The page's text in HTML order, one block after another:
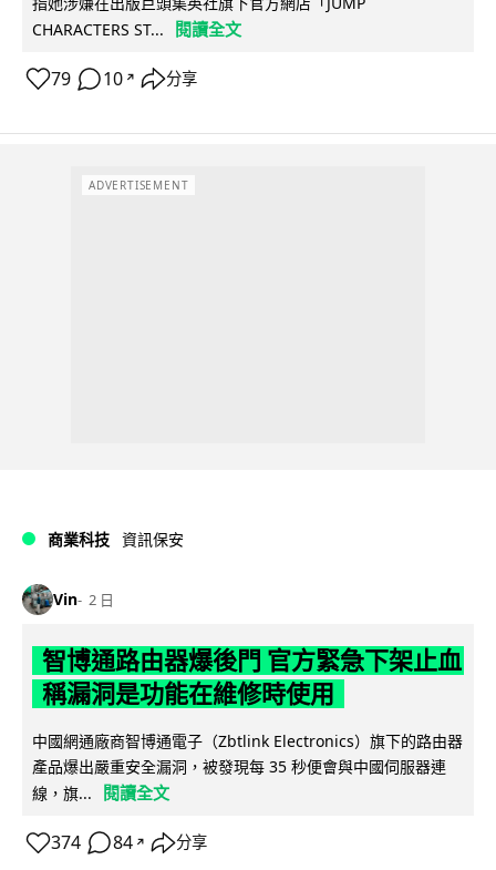
CHARACTERS ST...
閱讀全文
79 10 ↗ 分享
ADVERTISEMENT
商業科技 資訊保安
Vin 2 日
智博通路由器爆後門 官方緊急下架止血
稱漏洞是功能在維修時使用
中國網通廠商智博通電子（Zbtlink Electronics）旗下的路由器
產品爆出嚴重安全漏洞，被發現每 35 秒便會與中國伺服器連
線，旗...
閱讀全文
374 84 ↗ 分享